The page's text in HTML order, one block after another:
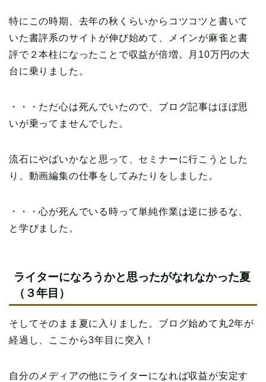
特にこの時期、去年の秋くらいからコツコツと書いて
いた書評系のサイトが伸び始めて、メインが麻雀と書
評で２本柱になったことで収益が倍増。月10万円の大
台に乗りました。
・・・ただ心は死んでいたので、ブログ記事はほぼ思
いが乗ってませんでした。
流石にやばいかなと思って、セミナーに行こうとした
り、動画編集の仕事をしてみたりをしました。
・・・心が死んでいる時って単純作業は逆に捗るな、
と学びました。
ライターになろうかと思ったがなれなかった夏
（３年目）
そしてそのまま夏に入りました。ブログ始めて丸2年が
経過し、ここから3年目に突入！
自分のメディアの他にライターになれば収益が安定す